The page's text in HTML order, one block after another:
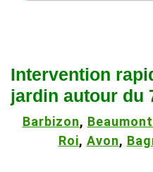
Intervention
jardin autour du
Barbizon,
Roi, Avon,